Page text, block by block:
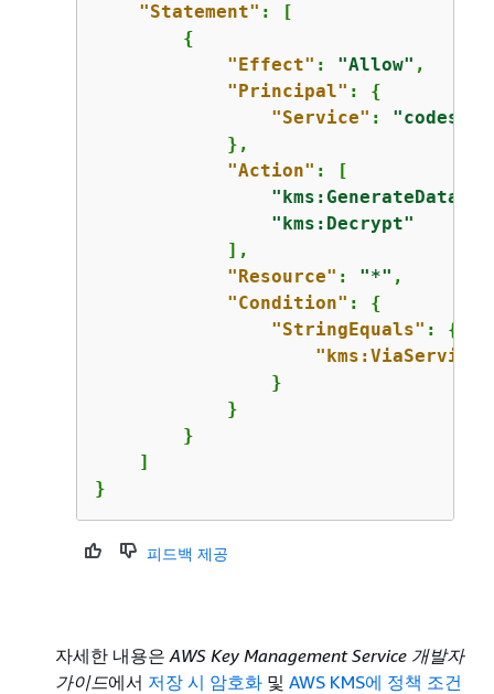
"Statement" : [
{
"Effect" : "Allow" ,
"Principal" : {
"Service" :
            },
"Action" : [
"kms:Decrypt"
            ],
"Resource" : "*" ,
"Condition" : {
"StringEquals" : {
"kms:ViaService"
                }
            }
        }
    ]
}
피드백 제공
자세한 내용은AWS Key Management Service 개발자
가이드에서 저장 시 암호화 및 AWS KMS에 정책 조건